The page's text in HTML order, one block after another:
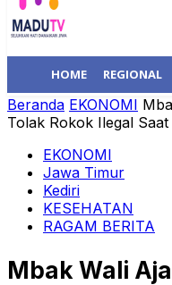
HOME REGIONAL
Beranda EKONOMI
Tolak Rokok Ilegal
EKONOMI
Jawa Timur
Kediri
KESEHATAN
RAGAM BERITA
Mbak Wali